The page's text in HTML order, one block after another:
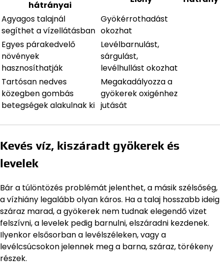
hátrányai
Agyagos talajnál
segíthet a vízellátásban
Gyökérrothadást
okozhat
Egyes párakedvelő
növények
hasznosíthatják
Levélbarnulást,
sárgulást,
levélhullást okozhat
Tartósan nedves
közegben gombás
betegségek alakulnak ki
Megakadályozza a
gyökerek oxigénhez
jutását
Kevés víz, kiszáradt gyökerek és
levelek
Bár a túlöntözés problémát jelenthet, a másik szélsőség,
a vízhiány legalább olyan káros. Ha a talaj hosszabb ideig
száraz marad, a gyökerek nem tudnak elegendő vizet
felszívni, a levelek pedig barnulni, elszáradni kezdenek.
Ilyenkor elsősorban a levélszéleken, vagy a
levélcsúcsokon jelennek meg a barna, száraz, törékeny
részek.